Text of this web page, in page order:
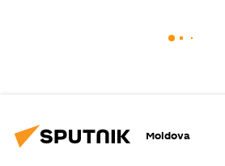
Moldova